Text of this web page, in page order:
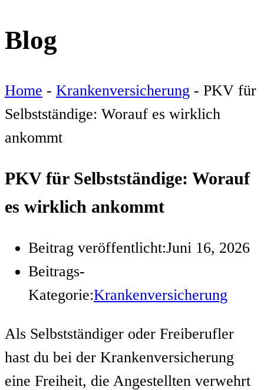
Blog
Home - Krankenversicherung - PKV für
Selbstständige: Worauf es wirklich
ankommt
PKV für Selbstständige: Worauf
es wirklich ankommt
Beitrag veröffentlicht:Juni 16, 2026
Beitrags-
Kategorie:Krankenversicherung
Als Selbstständiger oder Freiberufler
hast du bei der Krankenversicherung
eine Freiheit, die Angestellten verwehrt